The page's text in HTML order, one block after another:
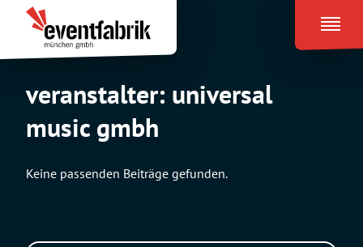
Inhalt
springen
Eventfabrik
München
veranstalter: universal
music gmbh
Keine passenden Beiträge gefunden.